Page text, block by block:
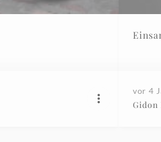
vor 4
Gidon